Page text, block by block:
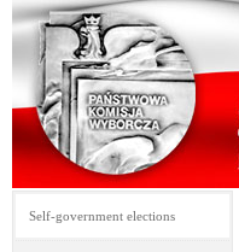
Self-government elections